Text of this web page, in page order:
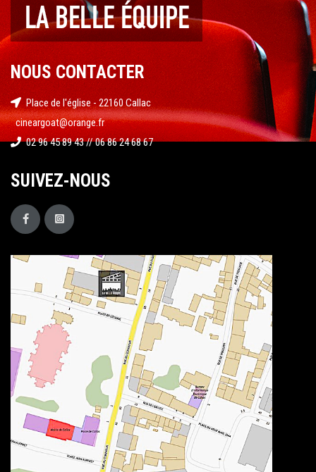
NOUS CONTACTER
Place de l'église - 22160 Callac
cineargoat@orange.fr
02 96 45 89 43 // 06 86 24 68 67
SUIVEZ-NOUS